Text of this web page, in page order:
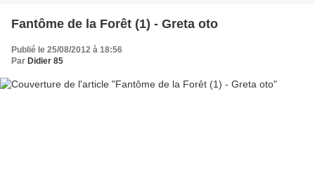
Fantôme de la Forêt (1) - Greta oto
Publié le 25/08/2012 à 18:56
Par Didier 85